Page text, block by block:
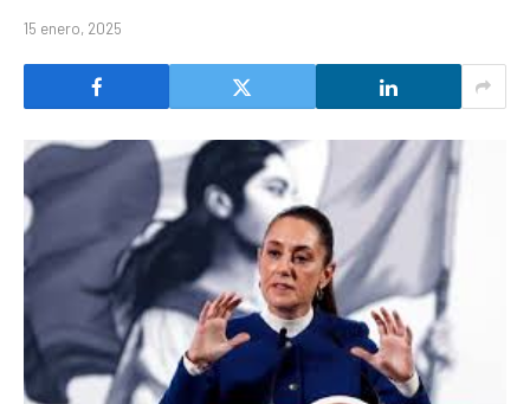
15 enero, 2025